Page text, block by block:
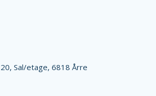
Sal/etage, 6818 Årre